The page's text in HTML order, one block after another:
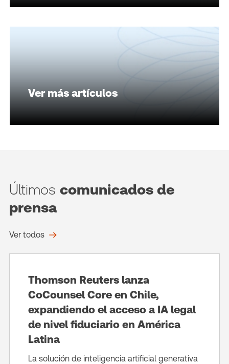
Ver más artículos
Últimos comunicados de
prensa
Ver todos
Thomson Reuters lanza
CoCounsel Core en Chile,
expandiendo el acceso a IA legal
de nivel fiduciario en América
Latina
La solución de inteligencia artificial generativa